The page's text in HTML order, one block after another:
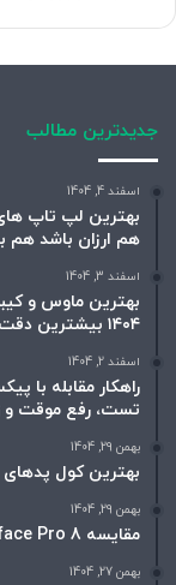
جدیدترین مطالب
اسفند 4, 1404
بهترین لپ تاپ
هم ارزان باشد هم
اسفند 3, 1404
بهترین ماوس و
۱۴۰۴ بیشترین دقت و سرعت را می دهند؟
اسفند 2, 1404
راهکار مقابله
تست، رفع موقت و
بهمن 29, 1404
بهترین کول پدهای
بهمن 29, 1404
مقایسه Surface Pro 8 و HP Elite x2 G8
بهمن 27, 1404